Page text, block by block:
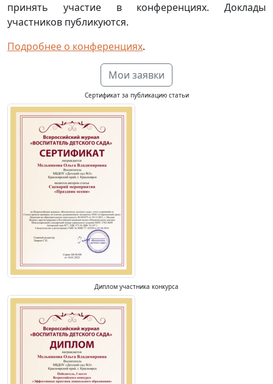
принять участие в конференциях. Доклады
участников публикуются.
Подробнее о конференциях.
Мои заявки
Сертификат за публикацию статьи
Диплом участника конкурса